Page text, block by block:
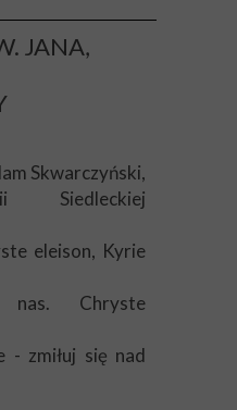
JANA,
Skwarczyński,
Siedleckiej
eleison, Kyrie
nas. Chryste
- zmiłuj się nad